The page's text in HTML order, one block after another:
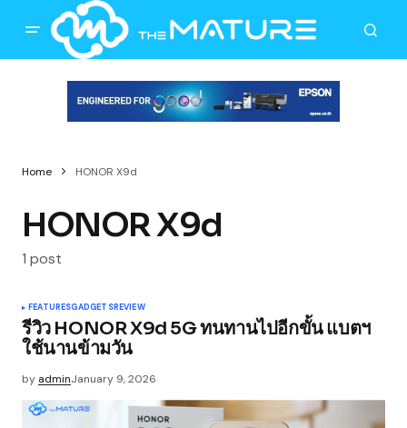
Home HONOR X9d
HONOR X9d
1 post
FEATURESGADGETSREVIEW
รีวิว HONOR X9d 5G ทนทานไปอีกขั้น แบตฯ
ใช้นานข้ามวัน
by adminJanuary 9, 2026